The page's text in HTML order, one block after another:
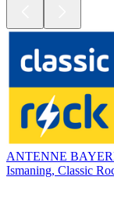
ANTENNE
Ismaning, Classic